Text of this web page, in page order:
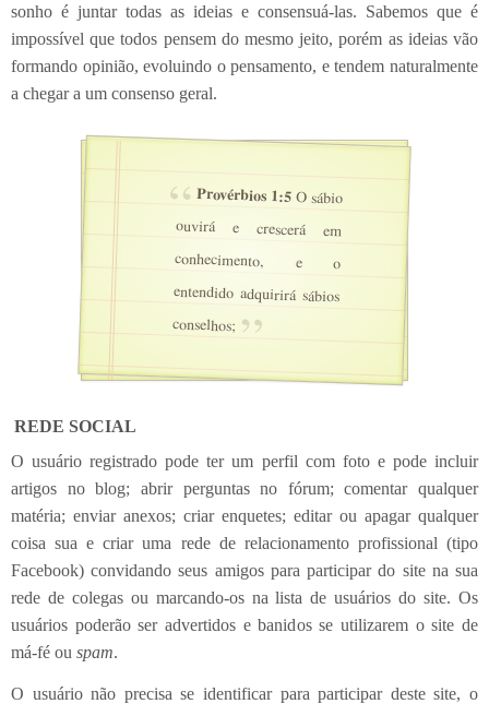
sonho é juntar todas as ideias e consensuá-las. Sabemos que é
impossível que todos pensem do mesmo jeito, porém as ideias vão
formando opinião, evoluindo o pensamento, e tendem naturalmente
a chegar a um consenso geral.
Provérbios 1:5O sábio
ouvirá e crescerá em
conhecimento, e o
entendido adquirirá sábios
conselhos;
REDE SOCIAL
O usuário registrado pode ter um perfil com foto e pode incluir
artigos no blog; abrir perguntas no fórum; comentar qualquer
matéria; enviar anexos; criar enquetes; editar ou apagar qualquer
coisa sua e criar uma rede de relacionamento profissional (tipo
Facebook) convidando seus amigos para participar do site na sua
rede de colegas ou marcando-os na lista de usuários do site. Os
usuários poderão ser advertidos e banidos se utilizarem o site de
má-fé ou spam.
O usuário não precisa se identificar para participar deste site, o